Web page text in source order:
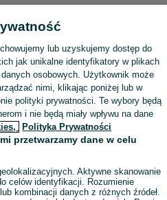
lub uzyskujemy dostęp do
jak unikalne identyfikatory w plikach
osobowych. Użytkownik może
nimi, klikając poniżej lub w
polityki prywatności. Te wybory będą
i nie będą miały wpływu na dane
Polityka Prywatności
przetwarzamy dane w celu
Aktywne skanowanie
celów identyfikacji. Rozumienie
kombinacji danych z różnych źródeł.